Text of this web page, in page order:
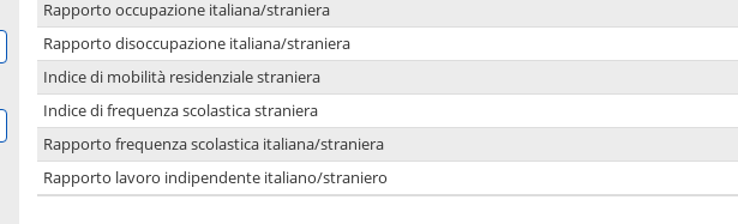
Rapporto occupazione italiana/straniera
Rapporto disoccupazione italiana/straniera
Indice di mobilità residenziale straniera
Indice di frequenza scolastica straniera
Rapporto frequenza scolastica italiana/straniera
Rapporto lavoro indipendente italiano/straniero